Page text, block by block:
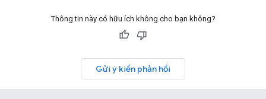
Thông tin này có hữu ích không cho bạn không?
Gửi ý kiến phản hồi